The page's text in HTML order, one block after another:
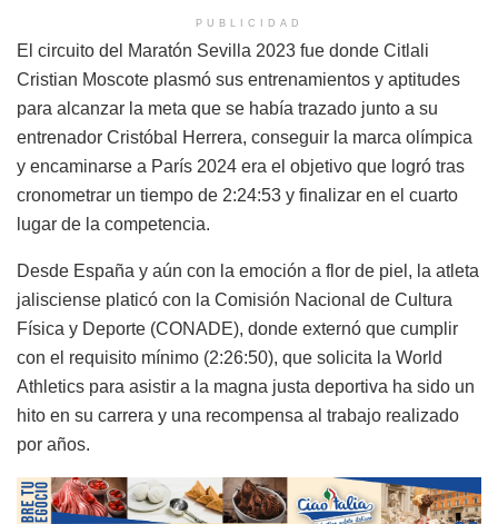
PUBLICIDAD
El circuito del Maratón Sevilla 2023 fue donde Citlali
Cristian Moscote plasmó sus entrenamientos y aptitudes
para alcanzar la meta que se había trazado junto a su
entrenador Cristóbal Herrera, conseguir la marca olímpica
y encaminarse a París 2024 era el objetivo que logró tras
cronometrar un tiempo de 2:24:53 y finalizar en el cuarto
lugar de la competencia.
Desde España y aún con la emoción a flor de piel, la atleta
jalisciense platicó con la Comisión Nacional de Cultura
Física y Deporte (CONADE), donde externó que cumplir
con el requisito mínimo (2:26:50), que solicita la World
Athletics para asistir a la magna justa deportiva ha sido un
hito en su carrera y una recompensa al trabajo realizado
por años.